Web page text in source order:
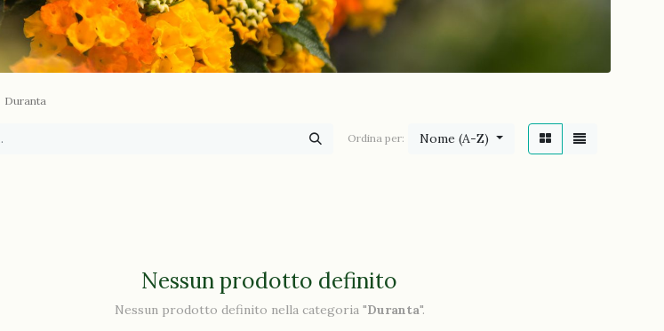
Duranta
Ordina per: Nome (A-Z)
Nessun prodotto definito
Nessun prodotto definito nella categoria "Duranta".